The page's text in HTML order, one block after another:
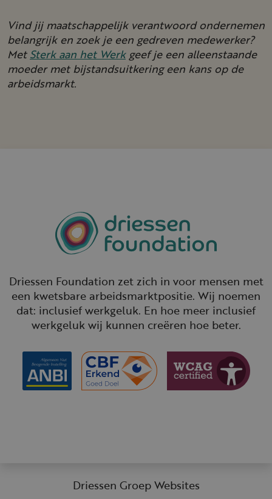
Vind jij maatschappelijk verantwoord ondernemen
belangrijk en zoek je een gedreven medewerker?
MetSterk aan het Werkgeef je een alleenstaande
moeder met bijstandsuitkering een kans op de
arbeidsmarkt.
Driessen Foundation zet zich in voor mensen met
een kwetsbare arbeidsmarktpositie. Wij noemen
dat: inclusief werkgeluk. En hoe meer inclusief
werkgeluk wij kunnen creëren hoe beter.
Driessen Groep Websites